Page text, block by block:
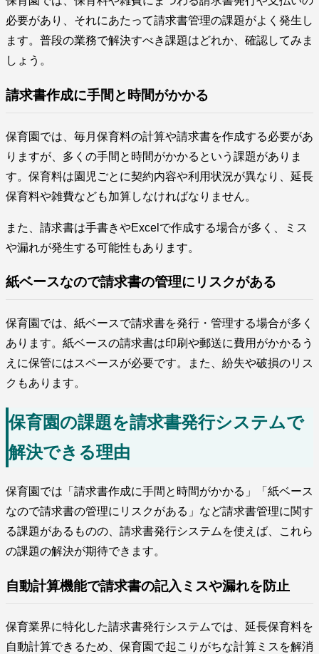
必要があり、それにあたって請求書管理の課題がよく発生し
ます。普段の業務で解決すべき課題はどれか、確認してみま
しょう。
請求書作成に手間と時間がかかる
保育園では、毎月保育料の計算や請求書を作成する必要があ
りますが、多くの手間と時間がかかるという課題がありま
す。保育料は園児ごとに契約内容や利用状況が異なり、延長
保育料や雑費なども加算しなければなりません。
また、請求書は手書きやExcelで作成する場合が多く、ミス
や漏れが発生する可能性もあります。
紙ベースなので請求書の管理にリスクがある
保育園では、紙ベースで請求書を発行・管理する場合が多く
あります。紙ベースの請求書は印刷や郵送に費用がかかるう
えに保管にはスペースが必要です。また、紛失や破損のリス
クもあります。
保育園の課題を請求書発行システムで
解決できる理由
保育園では「請求書作成に手間と時間がかかる」「紙ベース
なので請求書の管理にリスクがある」など請求書管理に関す
る課題があるものの、請求書発行システムを使えば、これら
の課題の解決が期待できます。
自動計算機能で請求書の記入ミスや漏れを防止
保育業界に特化した請求書発行システムでは、延長保育料を
自動計算できるため、保育園で起こりがちな計算ミスを解消